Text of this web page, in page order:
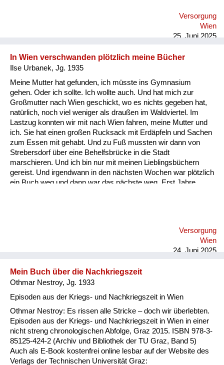
Wohnen
anhängen, dass diese Mütter, diese Frauen ja alleine waren.
Und das waren für meine Begriffe, für mein Empfinden, das
Versorgung
Wien
25. Juni 2025
In Wien verschwanden plötzlich meine Bücher
Ilse Urbanek, Jg. 1935
Meine Mutter hat gefunden, ich müsste ins Gymnasium
gehen. Oder ich sollte. Ich wollte auch. Und hat mich zur
Großmutter nach Wien geschickt, wo es nichts gegeben hat,
natürlich, noch viel weniger als draußen im Waldviertel. Im
Lastzug konnten wir mit nach Wien fahren, meine Mutter und
ich. Sie hat einen großen Rucksack mit Erdäpfeln und Sachen
zum Essen mit gehabt. Und zu Fuß mussten wir dann von
Strebersdorf über eine Behelfsbrücke in die Stadt
marschieren. Und ich bin nur mit meinen Lieblingsbüchern
gereist. Und irgendwann in den nächsten Wochen war plötzlich
ein Buch weg und dann war das nächste weg. Erst Jahre
Versorgung
Wien
24. Juni 2025
Mein Buch über die Nachkriegszeit
Othmar Nestroy, Jg. 1933
Episoden aus der Kriegs- und Nachkriegszeit in Wien
Othmar Nestroy: Es rissen alle Stricke – doch wir überlebten.
Episoden aus der Kriegs- und Nachkriegszeit in Wien in einer
nicht streng chronologischen Abfolge, Graz 2015. ISBN 978-3-
85125-424-2 (Archiv und Bibliothek der TU Graz, Band 5)
Auch als E-Book kostenfrei online lesbar auf der Website des
Verlags der Technischen Universität Graz: